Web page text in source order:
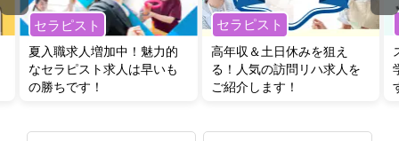
セラピスト
夏入職求人増加中！魅力的
なセラピスト求人は早いも
の勝ちです！
セラピスト
高年収＆土日休みを狙え
る！人気の訪問リハ求人を
ご紹介します！